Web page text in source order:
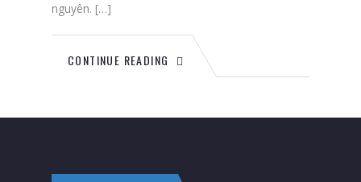
nguyên. […]
CONTINUE READING